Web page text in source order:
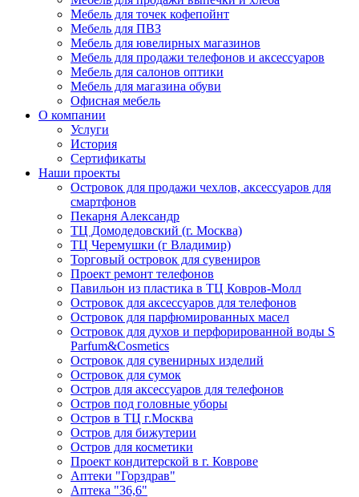
Мебель для точек кофепойнт
Мебель для ПВЗ
Мебель для ювелирных магазинов
Мебель для продажи телефонов и аксессуаров
Мебель для салонов оптики
Мебель для магазина обуви
Офисная мебель
О компании
Услуги
История
Сертификаты
Наши проекты
Островок для продажи чехлов, аксессуаров для
смартфонов
Пекарня Александр
ТЦ Домодедовский (г. Москва)
ТЦ Черемушки (г Владимир)
Торговый островок для сувениров
Проект ремонт телефонов
Павильон из пластика в ТЦ Ковров-Молл
Островок для аксессуаров для телефонов
Островок для парфюмированных масел
Островок для духов и перфорированной воды S
Parfum&Cosmetics
Островок для сувенирных изделий
Островок для сумок
Остров для аксессуаров для телефонов
Остров под головные уборы
Остров в ТЦ г.Москва
Остров для бижутерии
Остров для косметики
Проект кондитерской в г. Коврове
Аптеки "Горздрав"
Аптека "36,6"